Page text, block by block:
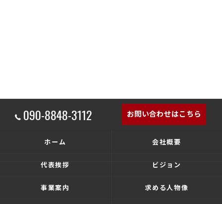
090-8848-3112 お問い合わせはこちら
ホーム 会社概要
代表挨拶 ビジョン
事業案内 求める人物像